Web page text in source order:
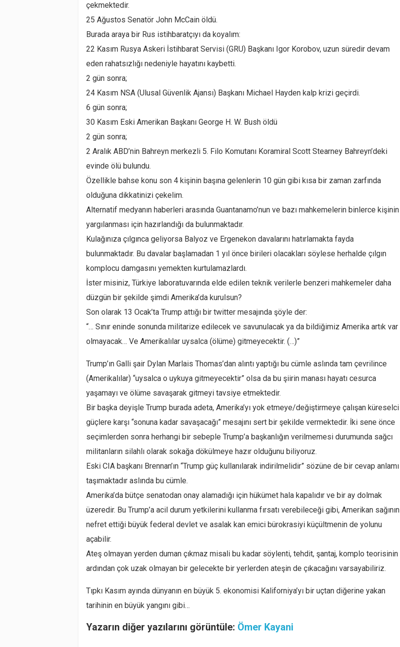
çekmektedir.
25 Ağustos Senatör John McCain öldü.
Burada araya bir Rus istihbaratçıyı da koyalım:
22 Kasım Rusya Askeri İstihbarat Servisi (GRU) Başkanı Igor Korobov, uzun süredir devam
eden rahatsızlığı nedeniyle hayatını kaybetti.
2 gün sonra;
24 Kasım NSA (Ulusal Güvenlik Ajansı) Başkanı Michael Hayden kalp krizi geçirdi.
6 gün sonra;
30 Kasım Eski Amerikan Başkanı George H. W. Bush öldü
2 gün sonra;
2 Aralık ABD’nin Bahreyn merkezli 5. Filo Komutanı Koramiral Scott Stearney Bahreyn’deki
evinde ölü bulundu.
Özellikle bahse konu son 4 kişinin başına gelenlerin 10 gün gibi kısa bir zaman zarfında
olduğuna dikkatinizi çekelim.
Alternatif medyanın haberleri arasında Guantanamo’nun ve bazı mahkemelerin binlerce kişinin
yargılanması için hazırlandığı da bulunmaktadır.
Kulağınıza çılgınca geliyorsa Balyoz ve Ergenekon davalarını hatırlamakta fayda
bulunmaktadır. Bu davalar başlamadan 1 yıl önce birileri olacakları söylese herhalde çılgın
komplocu damgasını yemekten kurtulamazlardı.
İster misiniz, Türkiye laboratuvarında elde edilen teknik verilerle benzeri mahkemeler daha
düzgün bir şekilde şimdi Amerika’da kurulsun?
Son olarak 13 Ocak’ta Trump attığı bir twitter mesajında şöyle der:
“… Sınır eninde sonunda militarize edilecek ve savunulacak ya da bildiğimiz Amerika artık var
olmayacak… Ve Amerikalılar uysalca (ölüme) gitmeyecektir. (…)”
Trump’ın Galli şair Dylan Marlais Thomas’dan alıntı yaptığı bu cümle aslında tam çevrilince
(Amerikalılar) “uysalca o uykuya gitmeyecektir” olsa da bu şiirin manası hayatı cesurca
yaşamayı ve ölüme savaşarak gitmeyi tavsiye etmektedir.
Bir başka deyişle Trump burada adeta, Amerika’yı yok etmeye/değiştirmeye çalışan küreselci
güçlere karşı “sonuna kadar savaşacağı” mesajını sert bir şekilde vermektedir. İki sene önce
seçimlerden sonra herhangi bir sebeple Trump’a başkanlığın verilmemesi durumunda sağcı
militanların silahlı olarak sokağa dökülmeye hazır olduğunu biliyoruz.
Eski CIA başkanı Brennan’ın “Trump güç kullanılarak indirilmelidir” sözüne de bir cevap anlamı
taşımaktadır aslında bu cümle.
Amerika’da bütçe senatodan onay alamadığı için hükümet hala kapalıdır ve bir ay dolmak
üzeredir. Bu Trump’a acil durum yetkilerini kullanma fırsatı verebileceği gibi, Amerikan sağının
nefret ettiği büyük federal devlet ve asalak kan emici bürokrasiyi küçültmenin de yolunu
açabilir.
Ateş olmayan yerden duman çıkmaz misali bu kadar söylenti, tehdit, şantaj, komplo teorisinin
ardından çok uzak olmayan bir gelecekte bir yerlerden ateşin de çıkacağını varsayabiliriz.
Tıpkı Kasım ayında dünyanın en büyük 5. ekonomisi Kaliforniya’yı bir uçtan diğerine yakan
tarihinin en büyük yangını gibi…
Yazarın diğer yazılarını görüntüle: Ömer Kayani